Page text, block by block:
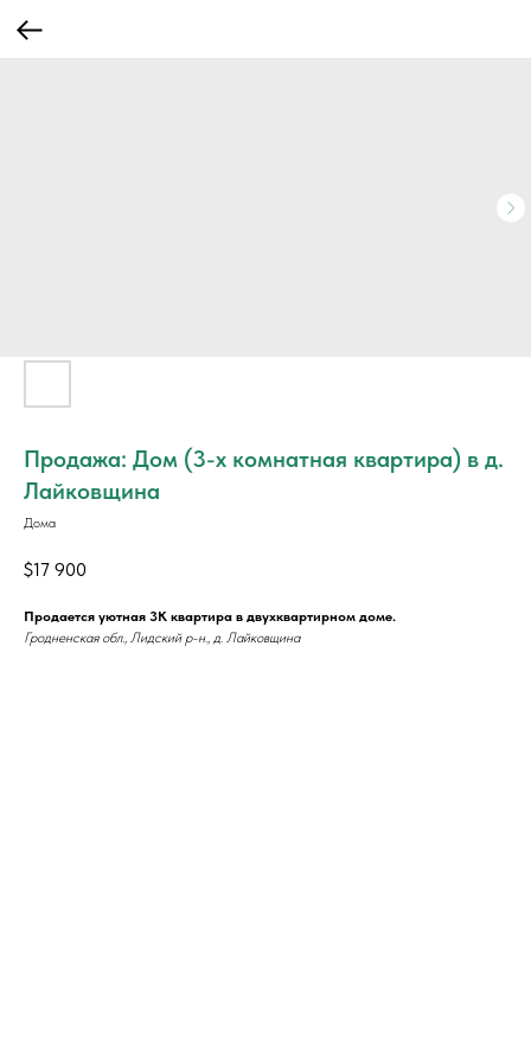
Продажа: Дом (3-х комнатная квартира) в д.
Лайковщина
Дома
$17 900
Продается уютная 3К квартира в двухквартирном доме.
Гродненская обл., Лидский р-н., д. Лайковщина